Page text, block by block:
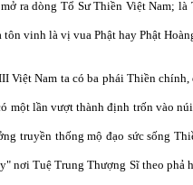
ra dòng Tổ Sư Thiền Việt Nam;
vinh là vị vua Phật hay Phật
Việt Nam ta có ba phái Thiền
một lần vượt thành định trốn vào
truyền thống mộ đạo sức sống
nơi Tuệ Trung Thượng Sĩ theo phả